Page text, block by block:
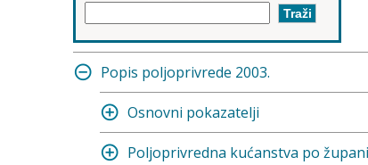
Popis poljoprivrede 2003.
Osnovni pokazatelji
Poljoprivredna kućanstva po